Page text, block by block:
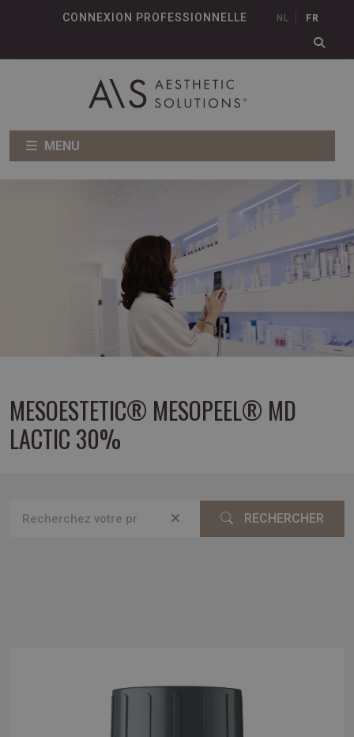
CONNEXION PROFESSIONNELLE NL FR
MENU
MESOESTETIC® MESOPEEL® MD
LACTIC 30%
RECHERCHER